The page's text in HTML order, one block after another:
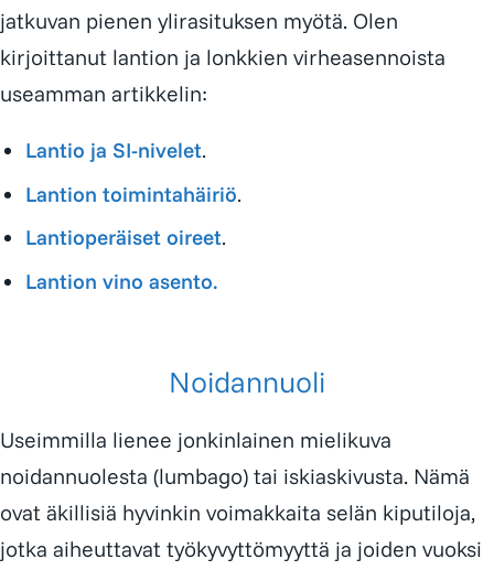
jatkuvan pienen ylirasituksen myötä. Olen
kirjoittanut lantion ja lonkkien virheasennoista
useamman artikkelin:
Lantio ja SI-nivelet.
Lantion toimintahäiriö.
Lantioperäiset oireet.
Lantion vino asento.
Noidannuoli
Useimmilla lienee jonkinlainen mielikuva
noidannuolesta (lumbago) tai iskiaskivusta. Nämä
ovat äkillisiä hyvinkin voimakkaita selän kiputiloja,
jotka aiheuttavat työkyvyttömyyttä ja joiden vuoksi